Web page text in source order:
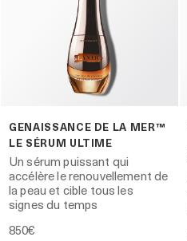
GENAISSANCE DE LA MER™
LE SÉRUM ULTIME
Un sérum puissant qui
accélère le renouvellement de
la peau et cible tous les
signes du temps
850€